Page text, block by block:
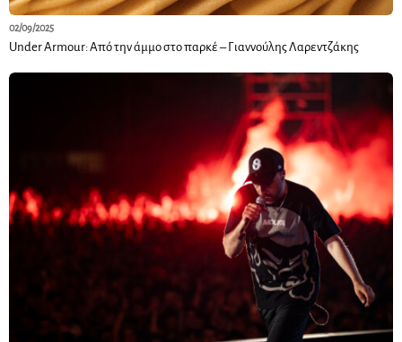
02/09/2025
Under Armour: Από την άμμο στο παρκέ – Γιαννούλης Λαρεντζάκης